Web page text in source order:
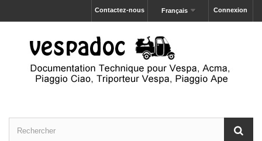
Connexion
Français
Contactez-nous